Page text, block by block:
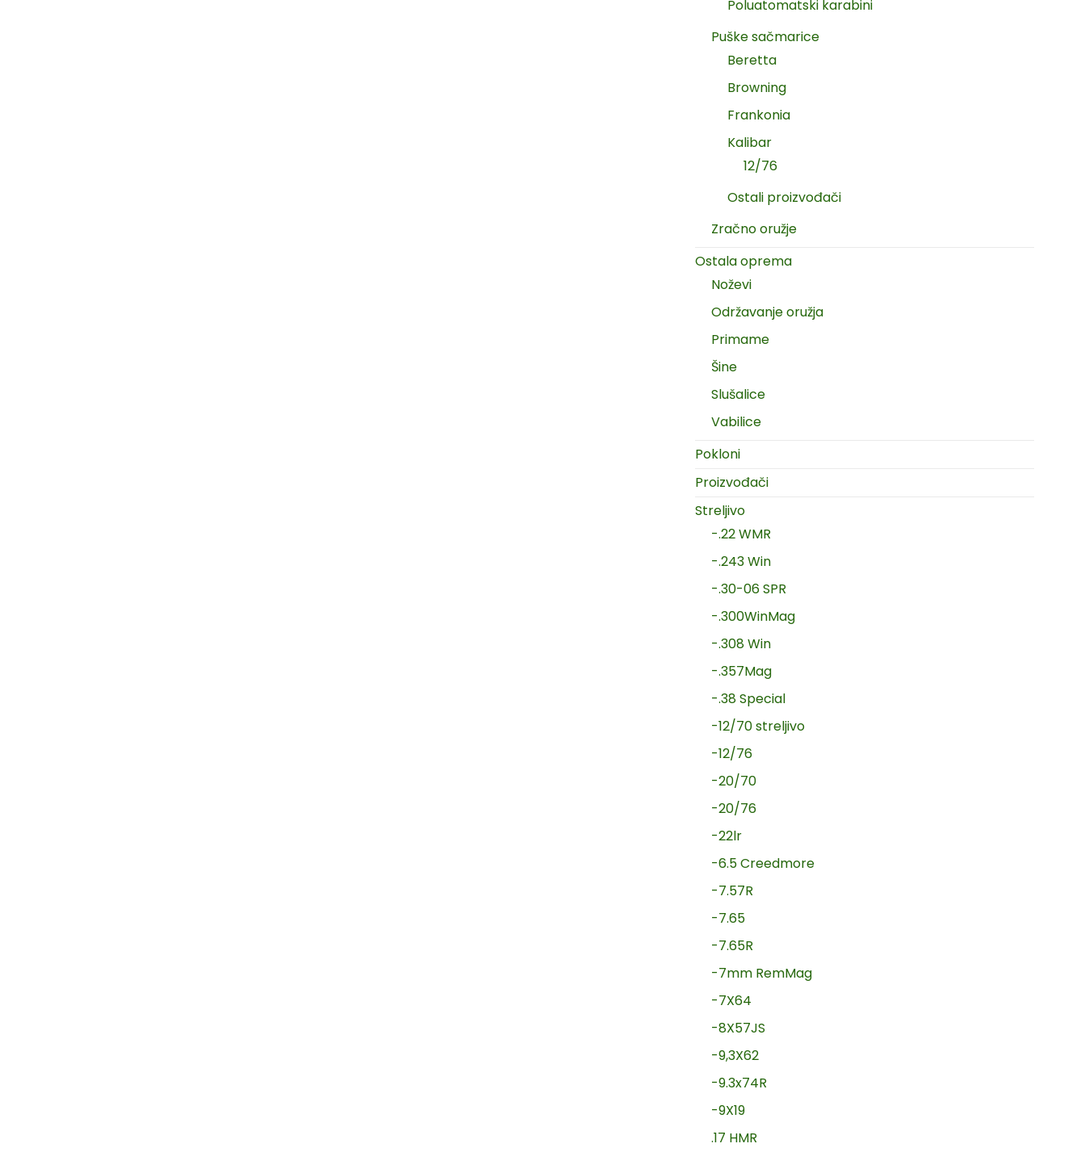
Poluatomatski karabini
Puške sačmarice
Beretta
Browning
Frankonia
Kalibar
12/76
Ostali proizvođači
Zračno oružje
Ostala oprema
Noževi
Održavanje oružja
Primame
Šine
Slušalice
Vabilice
Pokloni
Proizvođači
Streljivo
-.22 WMR
-.243 Win
-.30-06 SPR
-.300WinMag
-.308 Win
-.357Mag
-.38 Special
-12/70 streljivo
-12/76
-20/70
-20/76
-22lr
-6.5 Creedmore
-7.57R
-7.65
-7.65R
-7mm RemMag
-7X64
-8X57JS
-9,3X62
-9.3x74R
-9X19
.17 HMR